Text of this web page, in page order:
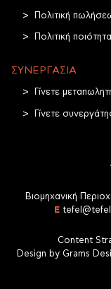
Πολιτική
Πολιτική
ΣΥΝΕΡΓΑΣΊΑ
Γίνετε
Γίνετε
Βιομηχανική
E
Content
Design by Grams